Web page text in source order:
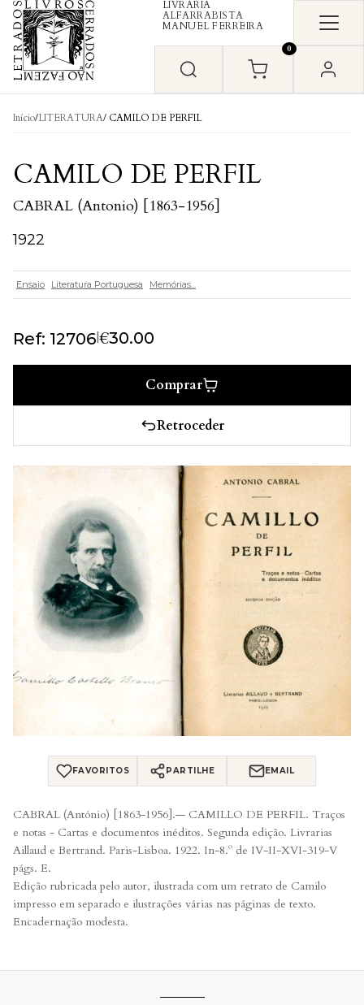
Skip to content
LIVRARIA
ALFARRABISTA
MANUEL FERREIRA
0
Início/LITERATURA/ CAMILO DE PERFIL
CAMILO DE PERFIL
CABRAL (Antonio) [1863-1956]
1922
Ensaio Literatura Portuguesa Memórias...
Ref: 12706|€30.00
Comprar
Retroceder
FAVORITOS PARTILHE EMAIL
CABRAL (António) [1863-1956].— CAMILLO DE PERFIL. Traços
e notas - Cartas e documentos inéditos. Segunda edição. Livrarias
Aillaud e Bertrand. Paris-Lisboa. 1922. In-8.º de IV-II-XVI-319-V
págs. E.
Edição rubricada pelo autor, ilustrada com um retrato de Camilo
impresso em separado e ilustrações várias nas páginas de texto.
Encadernação modesta.